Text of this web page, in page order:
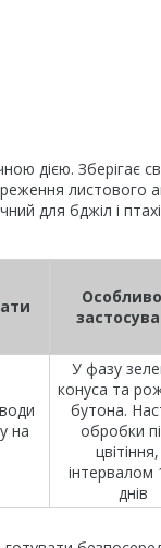
дією. Зберігає
листового
для бджіл і
на
У фазу
конуса та
бутона.
обробки
інтервалом
днів